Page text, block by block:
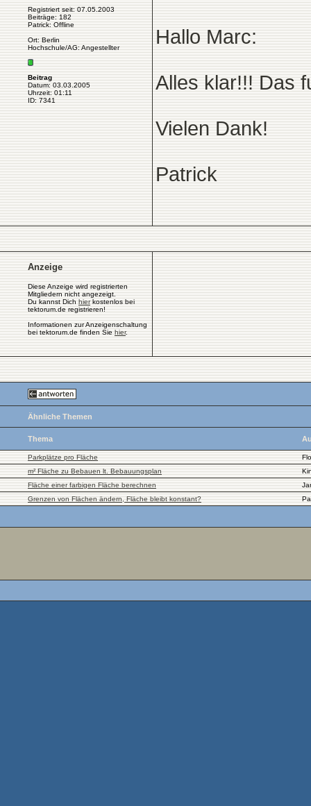
Registriert seit: 07.05.2003
Beiträge: 182
Patrick: Offline
Ort: Berlin
Hochschule/AG: Angestellter
Beitrag
Datum: 03.03.2005
Uhrzeit: 01:11
ID: 7341
Hallo Marc:
Alles klar!!! Das
Vielen Dank!
Patrick
Anzeige
Diese Anzeige wird registrierten
Mitgliedern nicht angezeigt.
Du kannst Dich hierkostenlos bei
tektorum.de registrieren!
Informationen zur Anzeigenschaltung
bei tektorum.de finden Sie hier.
Ähnliche Themen
Thema
Parkplätze pro Fläche
m² Fläche zu Bebauen lt. Bebauungsplan
Fläche einer farbigen Fläche berechnen
Grenzen von Flächen ändern, Fläche bleibt konstant?